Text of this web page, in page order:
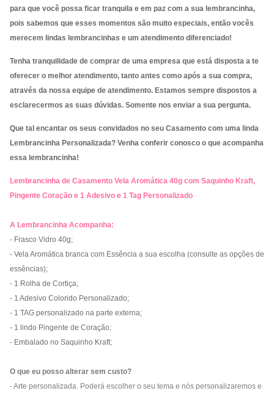
para que você possa ficar tranquila e em paz com a sua lembrancinha,
pois sabemos que esses momentos são muito especiais, então vocês
merecem lindas lembrancinhas e um atendimento diferenciado!
Tenha tranquilidade de comprar de uma empresa que está disposta a te
oferecer o melhor atendimento, tanto antes como após a sua compra,
através da nossa equipe de atendimento. Estamos sempre dispostos a
esclarecermos as suas dúvidas. Somente nos enviar a sua pergunta.
Que tal encantar os seus convidados no seu Casamento com uma linda
Lembrancinha Personalizada? Venha conferir conosco o que acompanha
essa lembrancinha!
Lembrancinha de Casamento Vela Aromática 40g com Saquinho Kraft,
Pingente Coração e 1 Adesivo e 1 Tag Personalizado
A Lembrancinha Acompanha:
- Frasco Vidro 40g;
- Vela Aromática branca com Essência a sua escolha (consulte as opções de
essências);
- 1 Rolha de Cortiça;
- 1 Adesivo Colorido Personalizado;
- 1 TAG personalizado na parte externa;
- 1 lindo Pingente de Coração;
- Embalado no Saquinho Kraft;
O que eu posso alterar sem custo?
- Arte personalizada. Poderá escolher o seu tema e nós personalizaremos e